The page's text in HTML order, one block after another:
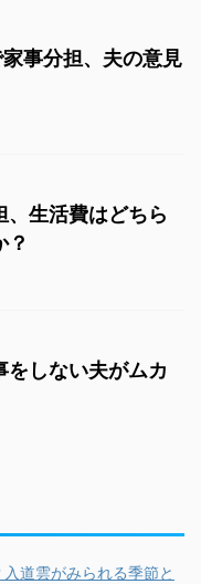
事分担、夫の意見
、生活費はどちら
？
をしない夫がムカ
道雲がみられる季節と